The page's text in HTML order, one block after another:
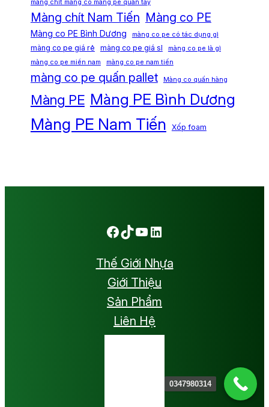
màng chít màng co màng pe quấn tay
Màng chít Nam Tiến Màng co PE
Màng co PE Bình Dương màng co pe có tác dụng gì
màng co pe giá rẻ màng co pe giá sỉ
màng co pe là gì
màng co pe miền nam
màng co pe nam tiến
màng co pe quấn pallet Màng co quấn hàng
Màng PE Màng PE Bình Dương
Màng PE Nam Tiến Xốp foam
Facebook
TikTok
Youtube
LinkedIn
Thế Giới Nhựa
Giới Thiệu
Sản Phẩm
Liên Hệ
0347980314